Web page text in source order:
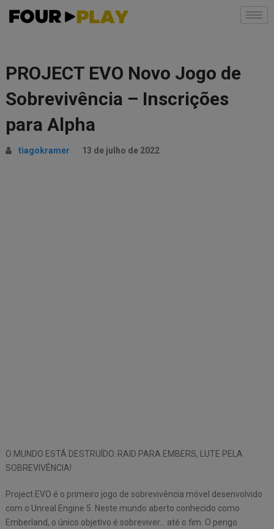
PROJECT EVO Novo Jogo de
Sobrevivência – Inscrições
para Alpha
tiagokramer 13 de julho de 2022
O MUNDO ESTÁ DESTRUÍDO. RAID PARA EMBERS, LUTE PELA
SOBREVIVÊNCIA!
Project EVO é o primeiro jogo de sobrevivência móvel desenvolvido
com o Unreal Engine 5. Neste mundo aberto conhecido como
Emberland, o único objetivo é sobreviver… até o fim. O perigo